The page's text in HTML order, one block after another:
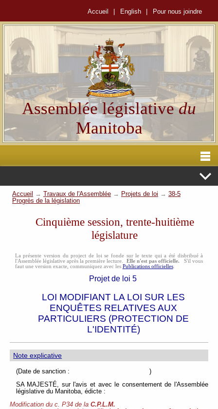
Accueil English Pour nous joindre
Assemblée législativedu
Manitoba
Accueil → Travaux de l'Assemblée → Projets de loi → 38-5
Progrès de la législation
Cinquième session, trente-huitième
législature
La présente version du project de loi se fonde sur le texte qui a été disbribué à
l'Assemblée législative après la première lecture. Elle n'est pas officielle. S'il vous
faut une version exacte, communiquez avec les Publications officielles.
Projet de loi 5
LOI MODIFIANT LA LOI SUR LES
ENQUÊTES RELATIVES AUX
PARTICULIERS (PROTECTION DE
L'IDENTITÉ)
Note explicative
(Date de sanction : )
SA MAJESTÉ, sur l'avis et avec le consentement de l'Assemblée
législative du Manitoba, édicte :
Modification du c. P34 de la C.P.L.M.